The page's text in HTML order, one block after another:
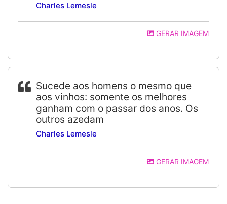
Charles Lemesle
GERAR IMAGEM
Sucede aos homens o mesmo que
aos vinhos: somente os melhores
ganham com o passar dos anos. Os
outros azedam
Charles Lemesle
GERAR IMAGEM